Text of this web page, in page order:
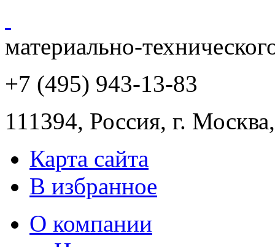
материально-
+7 (495) 943-13-83
111394, Россия, г. Москва
Карта сайта
В избранное
О компании